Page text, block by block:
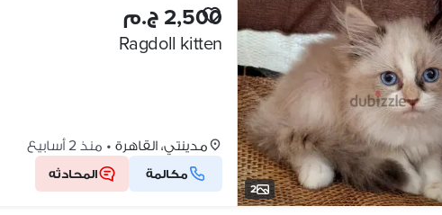
2
2,500 ج.م
Ragdoll kitten
مدينتي، القاهرة • منذ 2 أسابيع
مكالمة المحادثه